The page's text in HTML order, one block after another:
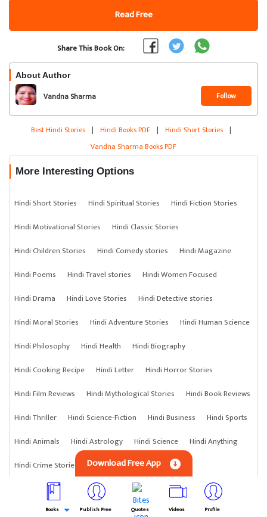
Read Free
Share This Book On:
About Author
Vandna Sharma Follow
Best Hindi Stories | Hindi Books PDF | Hindi Short Stories |
Vandna Sharma Books PDF
More Interesting Options
Hindi Short Stories Hindi Spiritual Stories
Hindi Fiction Stories
Hindi Motivational Stories
Hindi Classic Stories
Hindi Children Stories
Hindi Comedy stories
Hindi Magazine
Hindi Poems
Hindi Travel stories
Hindi Women Focused
Hindi Drama
Hindi Love Stories
Hindi Detective stories
Hindi Moral Stories
Hindi Adventure Stories
Hindi Human Science
Hindi Philosophy
Hindi Health
Hindi Biography
Hindi Cooking Recipe
Hindi Letter
Hindi Horror Stories
Hindi Film Reviews
Hindi Mythological Stories
Hindi Book Reviews
Hindi Thriller
Hindi Science-Fiction Hindi Business
Hindi Sports
Hindi Animals
Hindi Astrology Hindi Science
Hindi Anything
Hindi Crime Stories
Download Free App
Books Publish Free Quotes Videos Profile